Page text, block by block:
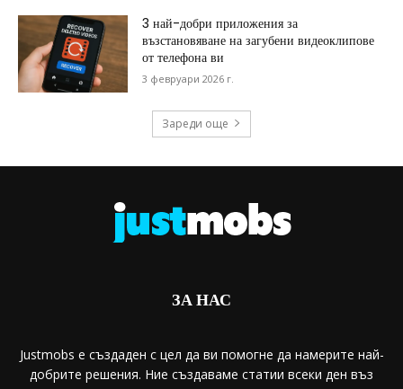
3 най-добри приложения за
възстановяване на загубени видеоклипове
от телефона ви
3 февруари 2026 г.
Зареди още
ЗА НАС
Justmobs е създаден с цел да ви помогне да намерите най-
добрите решения. Ние създаваме статии всеки ден въз